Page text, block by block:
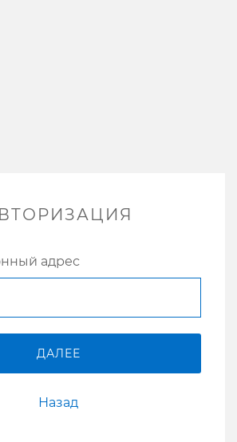
адрес
ДАЛЕЕ
Назад